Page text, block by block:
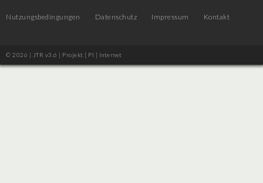
Nutzungsbedingungen Datenschutz Impressum Kontakt
© 2026 | JTR v3.6 | Projekt [ PI ] Internet